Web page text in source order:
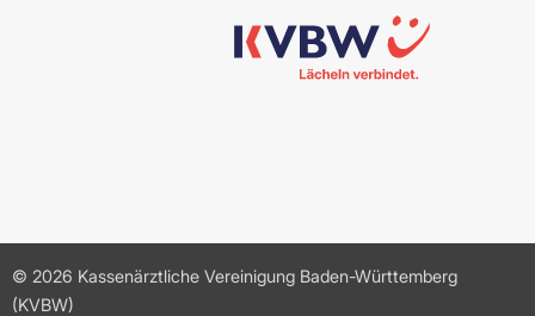
© 2026 Kassenärztliche Vereinigung Baden-Württemberg
(KVBW)